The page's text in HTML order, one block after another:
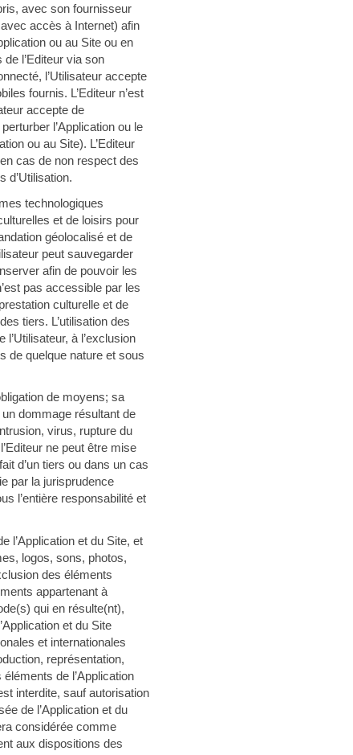
avec son fournisseur
accès à Internet) afin
ou au Site ou en
l’Editeur via son
l’Utilisateur accepte
fournis. L’Editeur n’est
accepte de
l’Application ou le
ou au Site). L’Editeur
cas de non respect des
d’Utilisation.
technologiques
et de loisirs pour
géolocalisé et de
peut sauvegarder
afin de pouvoir les
pas accessible par les
culturelle et de
tiers. L’utilisation des
à l’exclusion
de quelque nature et sous
de moyens; sa
dommage résultant de
virus, rupture du
ne peut être mise
d’un tiers ou dans un cas
par la jurisprudence
l’entière responsabilité et
l’Application et du Site, et
logos, sons, photos,
des éléments
appartenant à
qui en résulte(nt),
et du Site
et internationales
représentation,
de l’Application
interdite, sauf autorisation
de l’Application et du
considérée comme
aux dispositions des